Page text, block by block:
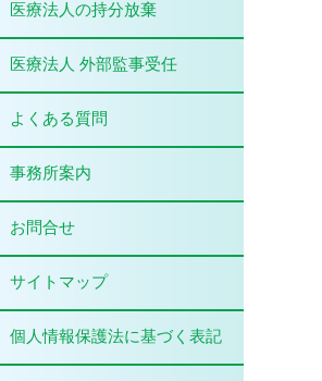
医療法人の持分放棄
医療法人 外部監事受任
よくある質問
事務所案内
お問合せ
サイトマップ
個人情報保護法に基づく表記